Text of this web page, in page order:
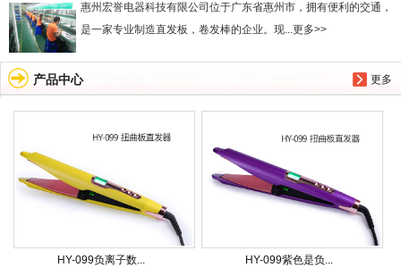
惠州宏誉电器科技有限公司位于广东省惠州市，拥有便利的交通，
是一家专业制造直发板，卷发棒的企业。现...更多>>
更多
产品中心
HY-099负离子数... HY-099紫色是负...